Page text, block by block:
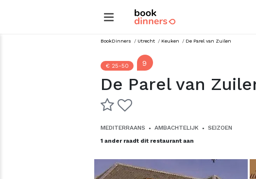
BookDinners / Utrecht / keuken / De Parel van Zuilen
€ 25-50 9
De Parel van
MEDITERRAANS ● AMBACHTELIJK ●
SEIZOEN
1 ander raadt dit restaurant aan